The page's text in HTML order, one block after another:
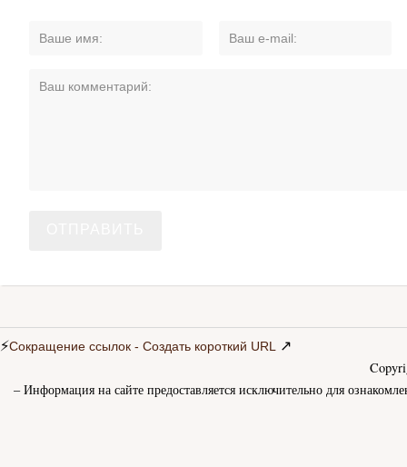
⚡Сокращение ссылок - Создать короткий URL ↗
– Информация на сайте предоставляется исключительно для